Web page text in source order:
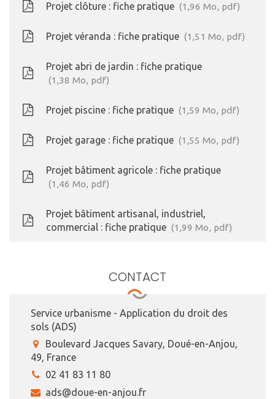
Projet clôture : fiche pratique 1,96 Mo, pdf
Projet véranda : fiche pratique 1,51 Mo, pdf
Projet abri de jardin : fiche pratique
1,38 Mo, pdf
Projet piscine : fiche pratique 1,59 Mo, pdf
Projet garage : fiche pratique 1,55 Mo, pdf
Projet bâtiment agricole : fiche pratique
1,46 Mo, pdf
Projet bâtiment artisanal, industriel,
commercial : fiche pratique
1,99 Mo, pdf
CONTACT
Service urbanisme - Application du droit des
sols (ADS)
Boulevard Jacques Savary, Doué-en-Anjou,
49, France
02 41 83 11 80
ads@doue-en-anjou.fr